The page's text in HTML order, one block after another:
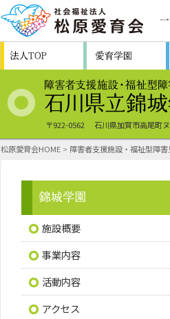
〒922-0562 石川県加賀市高尾町
松原愛育会HOME > 障害者支援施設・福祉型障
施設概要
事業内容
活動内容
アクセス